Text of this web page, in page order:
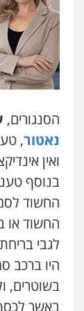
הסנגורים,
נאטור,
ואין
בנוסף
החשוד
החשוד או
לגבי
היו ברכב
בשוטרים,